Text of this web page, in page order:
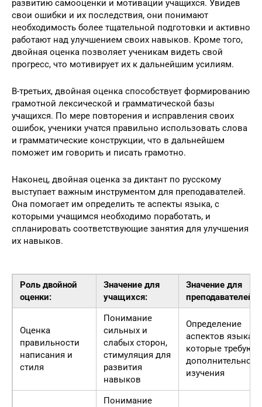
развитию самооценки и мотивации учащихся. Увидев
свои ошибки и их последствия, они понимают
необходимость более тщательной подготовки и активно
работают над улучшением своих навыков. Кроме того,
двойная оценка позволяет ученикам видеть свой
прогресс, что мотивирует их к дальнейшим усилиям.
В-третьих, двойная оценка способствует формированию
грамотной лексической и грамматической базы
учащихся. По мере повторения и исправления своих
ошибок, ученики учатся правильно использовать слова
и грамматические конструкции, что в дальнейшем
поможет им говорить и писать грамотно.
Наконец, двойная оценка за диктант по русскому
выступает важным инструментом для преподавателей.
Она помогает им определить те аспекты языка, с
которыми учащимся необходимо поработать, и
спланировать соответствующие занятия для улучшения
их навыков.
Роль двойной
оценки:
Значение для
учащихся:
Значение для
преподавателей:
Оценка
правильности
написания и
стиля
Понимание
сильных и
слабых сторон,
стимуляция для
развития
навыков
Определение
аспектов языка,
которые требуют
дополнительного
изучения
Понимание